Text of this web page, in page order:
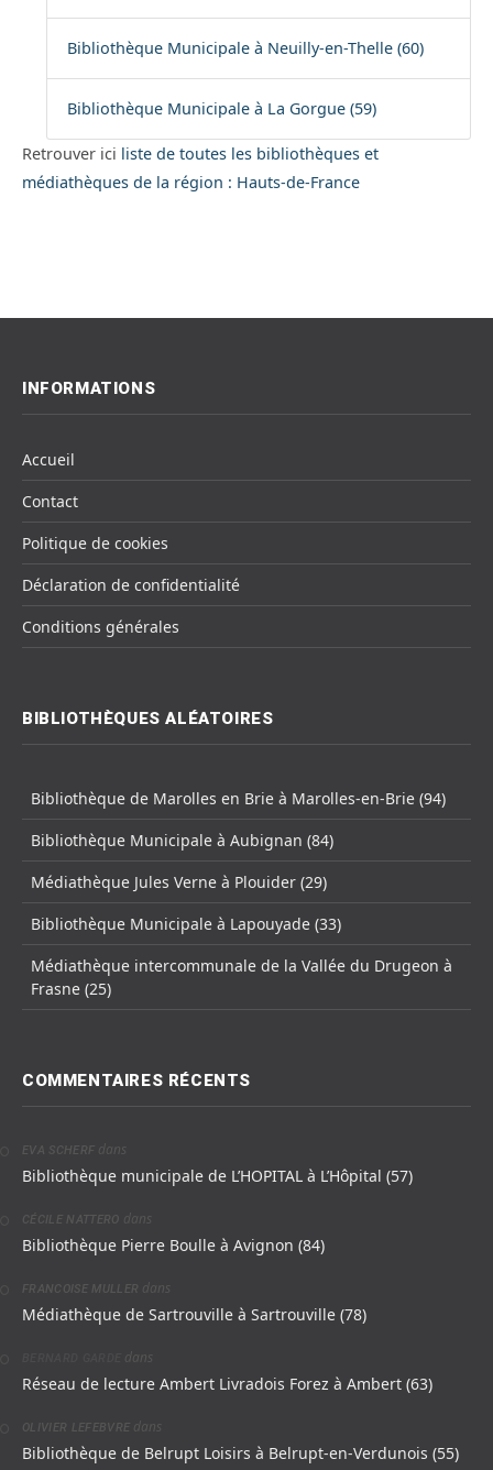
Bibliothèque Municipale à Neuilly-en-Thelle (60)
Bibliothèque Municipale à La Gorgue (59)
Retrouver ici liste de toutes les bibliothèques et
médiathèques de la région : Hauts-de-France
INFORMATIONS
Accueil
Contact
Politique de cookies
Déclaration de confidentialité
Conditions générales
BIBLIOTHÈQUES ALÉATOIRES
Bibliothèque de Marolles en Brie à Marolles-en-Brie (94)
Bibliothèque Municipale à Aubignan (84)
Médiathèque Jules Verne à Plouider (29)
Bibliothèque Municipale à Lapouyade (33)
Médiathèque intercommunale de la Vallée du Drugeon à
Frasne (25)
COMMENTAIRES RÉCENTS
EVA SCHERF dans
Bibliothèque municipale de L’HOPITAL à L’Hôpital (57)
CÉCILE NATTERO dans
Bibliothèque Pierre Boulle à Avignon (84)
FRANCOISE MULLER dans
Médiathèque de Sartrouville à Sartrouville (78)
dans
Réseau de lecture Ambert Livradois Forez à Ambert (63)
OLIVIER LEFEBVRE dans
Bibliothèque de Belrupt Loisirs à Belrupt-en-Verdunois (55)